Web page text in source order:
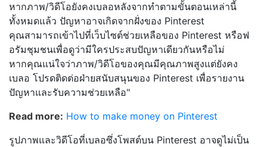
หากภาพ/วิดีโอยังคงเบลอหลังจากทำตามขั้นตอนเหล่านี้
ทั้งหมดแล้ว ปัญหาอาจเกิดจากฝั่งของ Pinterest
คุณสามารถเข้าไปที่เว็บไซต์ช่วยเหลือของ Pinterest หรือฟ
อรัมชุมชนเพื่อดูว่ามีใครประสบปัญหาเดียวกันหรือไม่
หากคุณแน่ใจว่าภาพ/วิดีโอของคุณมีคุณภาพสูงแต่ยังคง
เบลอ โปรดติดต่อฝ่ายสนับสนุนของ Pinterest เพื่อรายงาน
ปัญหาและรับความช่วยเหลือ"
Read more: How to make money on Pinterest
รูปภาพและวิดีโอที่เบลอซึ่งโพสต์บน Pinterest อาจดูไม่เป็น